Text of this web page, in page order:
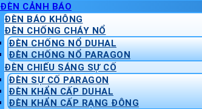
ĐÈN CẢNH BÁO
ĐÈN BÁO KHÔNG
ĐÈN CHỐNG CHÁY NỔ
ĐÈN CHỐNG NỔ DUHAL
ĐÈN CHỐNG NỔ PARAGON
ĐÈN CHIẾU SÁNG SỰ CỐ
ĐÈN SỰ CỐ PARAGON
ĐÈN KHẨN CẤP DUHAL
ĐÈN KHẨN CẤP RẠNG ĐÔNG